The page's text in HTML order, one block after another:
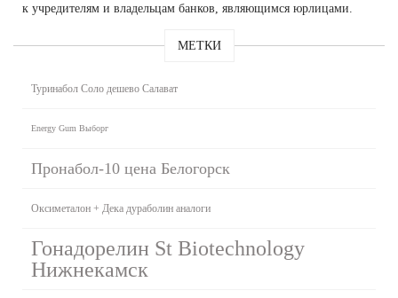
к учредителям и владельцам банков, являющимся юрлицами.
МЕТКИ
Туринабол Соло дешево Салават
Energy Gum Выборг
Пронабол-10 цена Белогорск
Оксиметалон + Дека дураболин аналоги
Гонадорелин St Biotechnology
Нижнекамск